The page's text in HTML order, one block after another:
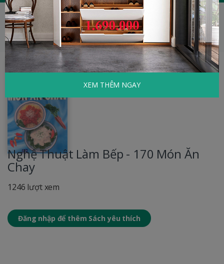
HOME Ẩm thực - Nấu ăn
Nghệ Thuật Làm
Bếp - 170 Món Ăn Chay
Nghệ Thuật Làm Bếp - 170 Món Ăn
Chay
1246 lượt xem
Đăng nhập để thêm Sách yêu thích
XEM THÊM NGAY